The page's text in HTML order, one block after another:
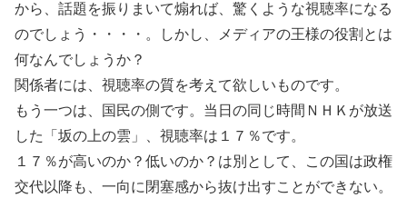
から、話題を振りまいて煽れば、驚くような視聴率になる
のでしょう・・・・。しかし、メディアの王様の役割とは
何なんでしょうか？
関係者には、視聴率の質を考えて欲しいものです。
もう一つは、国民の側です。当日の同じ時間ＮＨＫが放送
した「坂の上の雲」、視聴率は１７％です。
１７％が高いのか？低いのか？は別として、この国は政権
交代以降も、一向に閉塞感から抜け出すことができない。